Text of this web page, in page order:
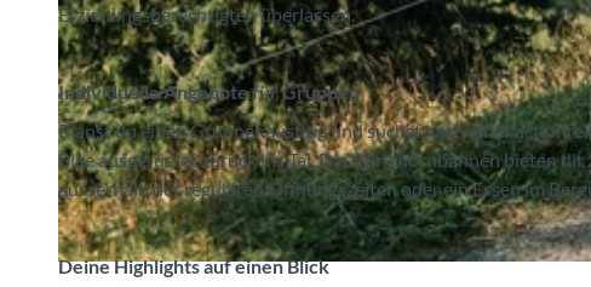
©CC-BY-SA
©CC-BY-SA
Erziehungsberechtigten überlassen.
Individuelle Angebote für Gruppen
Planst du einen Gruppenausflug und suchst nach einer
Bike ausgerüstet zurück ins Tal. Die Wiriehornbahnen bieten
ausserhalb der regulären Öffnungszeiten oder ein Essen im
Deine Highlights auf einen Blick